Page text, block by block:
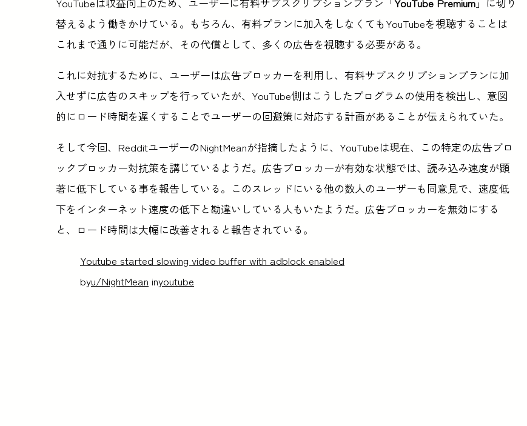
替えるよう働きかけている。もちろん、有料プランに加入をしなくてもYouTubeを視聴することは
これまで通りに可能だが、その代償として、多くの広告を視聴する必要がある。
これに対抗するために、ユーザーは広告ブロッカーを利用し、有料サブスクリプションプランに加
入せずに広告のスキップを行っていたが、YouTube側はこうしたプログラムの使用を検出し、意図
的にロード時間を遅くすることでユーザーの回避策に対応する計画があることが伝えられていた。
そして今回、RedditユーザーのNightMeanが指摘したように、YouTubeは現在、この特定の広告ブロ
ックブロッカー対抗策を講じているようだ。広告ブロッカーが有効な状態では、読み込み速度が顕
著に低下している事を報告している。このスレッドにいる他の数人のユーザーも同意見で、速度低
下をインターネット速度の低下と勘違いしている人もいたようだ。広告ブロッカーを無効にする
と、ロード時間は大幅に改善されると報告されている。
Youtube started slowing video buffer with adblock enabled
byu/NightMean inyoutube